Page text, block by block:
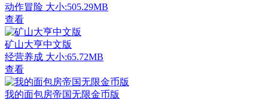
动作冒险 大小:505.29MB
查看
矿山大亨中文版
经营养成 大小:65.72MB
查看
我的面包房帝国无限金币版